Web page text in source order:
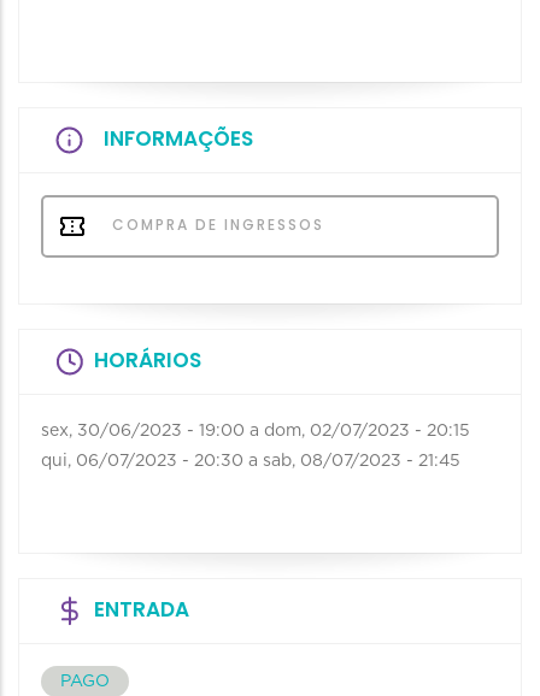
INFORMAÇÕES
COMPRA DE INGRESSOS
HORÁRIOS
sex, 30/06/2023 - 19:00 a dom, 02/07/2023 - 20:15
qui, 06/07/2023 - 20:30 a sab, 08/07/2023 - 21:45
ENTRADA
PAGO